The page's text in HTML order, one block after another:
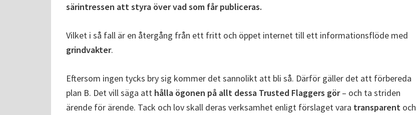
särintressen att styra över vad som får publiceras.
Vilket i så fall är en återgång från ett fritt och öppet internet till ett informationsflöde med
grindvakter.
Eftersom ingen tycks bry sig kommer det sannolikt att bli så. Därför gäller det att förbereda
plan B. Det vill säga att hålla ögonen på allt dessa Trusted Flaggers gör– och ta striden
ärende för ärende. Tack och lov skall deras verksamhet enligt förslaget vara transparent och